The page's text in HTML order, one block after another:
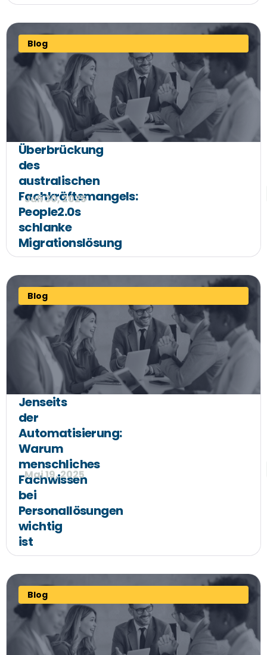
Blog
Überbrückung
des
australischen
Fachkräftemangels:
People2.0s
schlanke
Migrationslösung
Juli 30, 2025
Blog
Jenseits
der
Automatisierung:
Warum
menschliches
Fachwissen
bei
Personallösungen
wichtig
ist
Mai 19, 2025
Blog